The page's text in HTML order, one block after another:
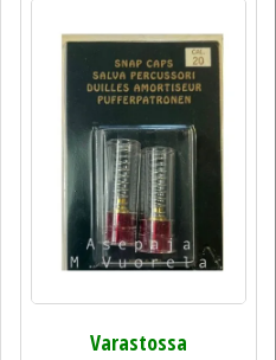
Varastossa